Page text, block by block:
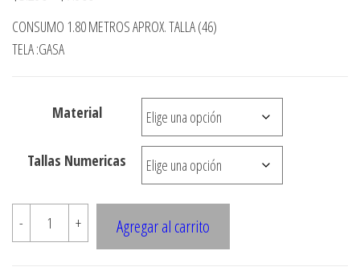
de
hasta
$7.900
CONSUMO 1.80 METROS APROX. TALLA (46)
TELA :GASA
Material
Tallas Numericas
-
4619
tapado
+ Agregar al carrito